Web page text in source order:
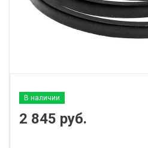
В наличии
2 845 руб.